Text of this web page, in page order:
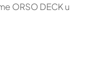
ORSO DECK u